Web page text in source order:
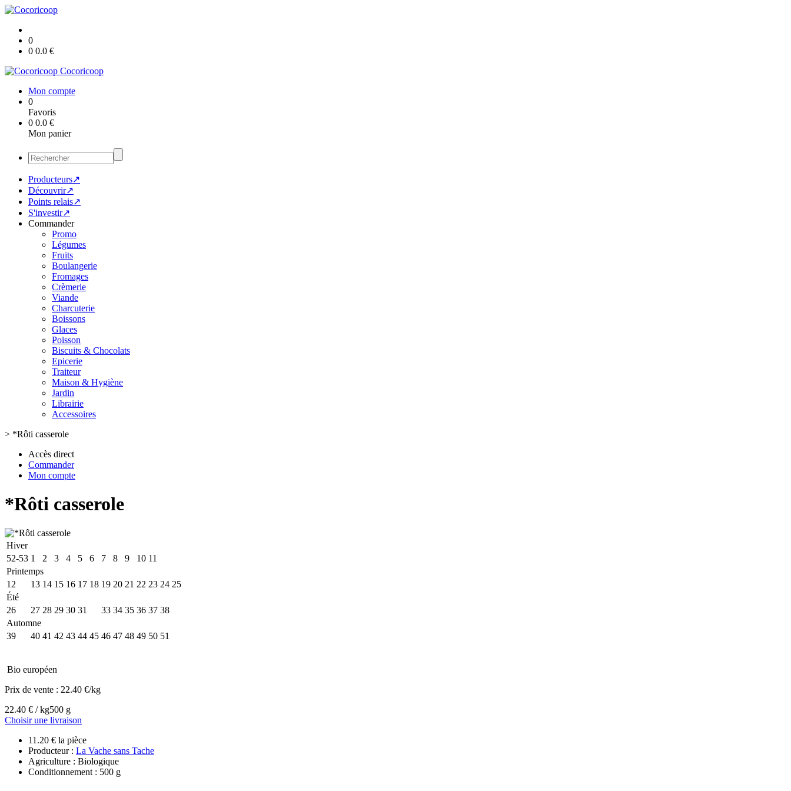
0
0 0.0 €
Cocoricoop
Mon compte
0
Favoris
0 0.0 €
Mon panier
Producteurs↗
Découvrir↗
Points relais↗
S'investir↗
Commander
Promo
Légumes
Fruits
Boulangerie
Fromages
Crèmerie
Viande
Charcuterie
Boissons
Glaces
Poisson
Biscuits & Chocolats
Epicerie
Traiteur
Maison & Hygiène
Jardin
Librairie
Accessoires
> *Rôti casserole
Accès direct
Commander
Mon compte
*Rôti casserole
Hiver
52-53 1 2 3 4 5 6 7 8 9 10 11
Printemps
12
13 14 15 16 17 18 19 20 21 22 23 24 25
Été
26
27 28 29 30 31 33 34 35 36 37 38
Automne
39
40 41 42 43 44 45 46 47 48 49 50 51
Bio européen
Prix de vente : 22.40 €/kg
22.40 € / kg500 g
Choisir une livraison
11.20 € la pièce
Producteur : La Vache sans Tache
Agriculture : Biologique
Conditionnement : 500 g